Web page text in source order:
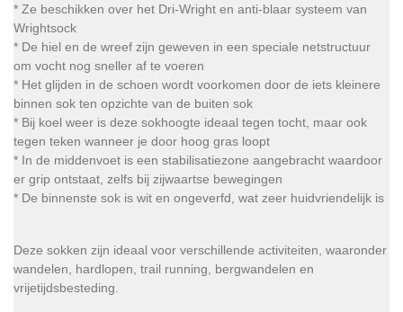
* Ze beschikken over het Dri-Wright en anti-blaar systeem van
Wrightsock
* De hiel en de wreef zijn geweven in een speciale netstructuur
om vocht nog sneller af te voeren
* Het glijden in de schoen wordt voorkomen door de iets kleinere
binnen sok ten opzichte van de buiten sok
* Bij koel weer is deze sokhoogte ideaal tegen tocht, maar ook
tegen teken wanneer je door hoog gras loopt
* In de middenvoet is een stabilisatiezone aangebracht waardoor
er grip ontstaat, zelfs bij zijwaartse bewegingen
* De binnenste sok is wit en ongeverfd, wat zeer huidvriendelijk is
Deze sokken zijn ideaal voor verschillende activiteiten, waaronder
wandelen, hardlopen, trail running, bergwandelen en
vrijetijdsbesteding.